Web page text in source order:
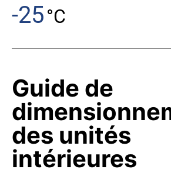
-25°C
Guide de
des unités
intérieures